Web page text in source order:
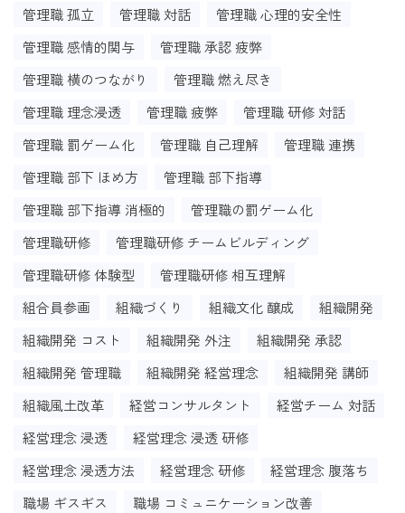
管理職 孤立
管理職 対話
管理職 心理的安全性
管理職 感情的関与
管理職 承認 疲弊
管理職 横のつながり
管理職 燃え尽き
管理職 理念浸透
管理職 疲弊
管理職 研修 対話
管理職 罰ゲーム化
管理職 自己理解
管理職 連携
管理職 部下 ほめ方
管理職 部下指導
管理職 部下指導 消極的
管理職の罰ゲーム化
管理職研修
管理職研修 チームビルディング
管理職研修 体験型
管理職研修 相互理解
組合員参画
組織づくり 組織文化 醸成
組織開発
組織開発 コスト
組織開発 外注
組織開発 承認
組織開発 管理職
組織開発 経営理念
組織開発 講師
組織風土改革
経営コンサルタント
経営チーム 対話
経営理念 浸透
経営理念 浸透 研修
経営理念 浸透方法
経営理念 研修
経営理念 腹落ち
職場 ギスギス
職場 コミュニケーション改善